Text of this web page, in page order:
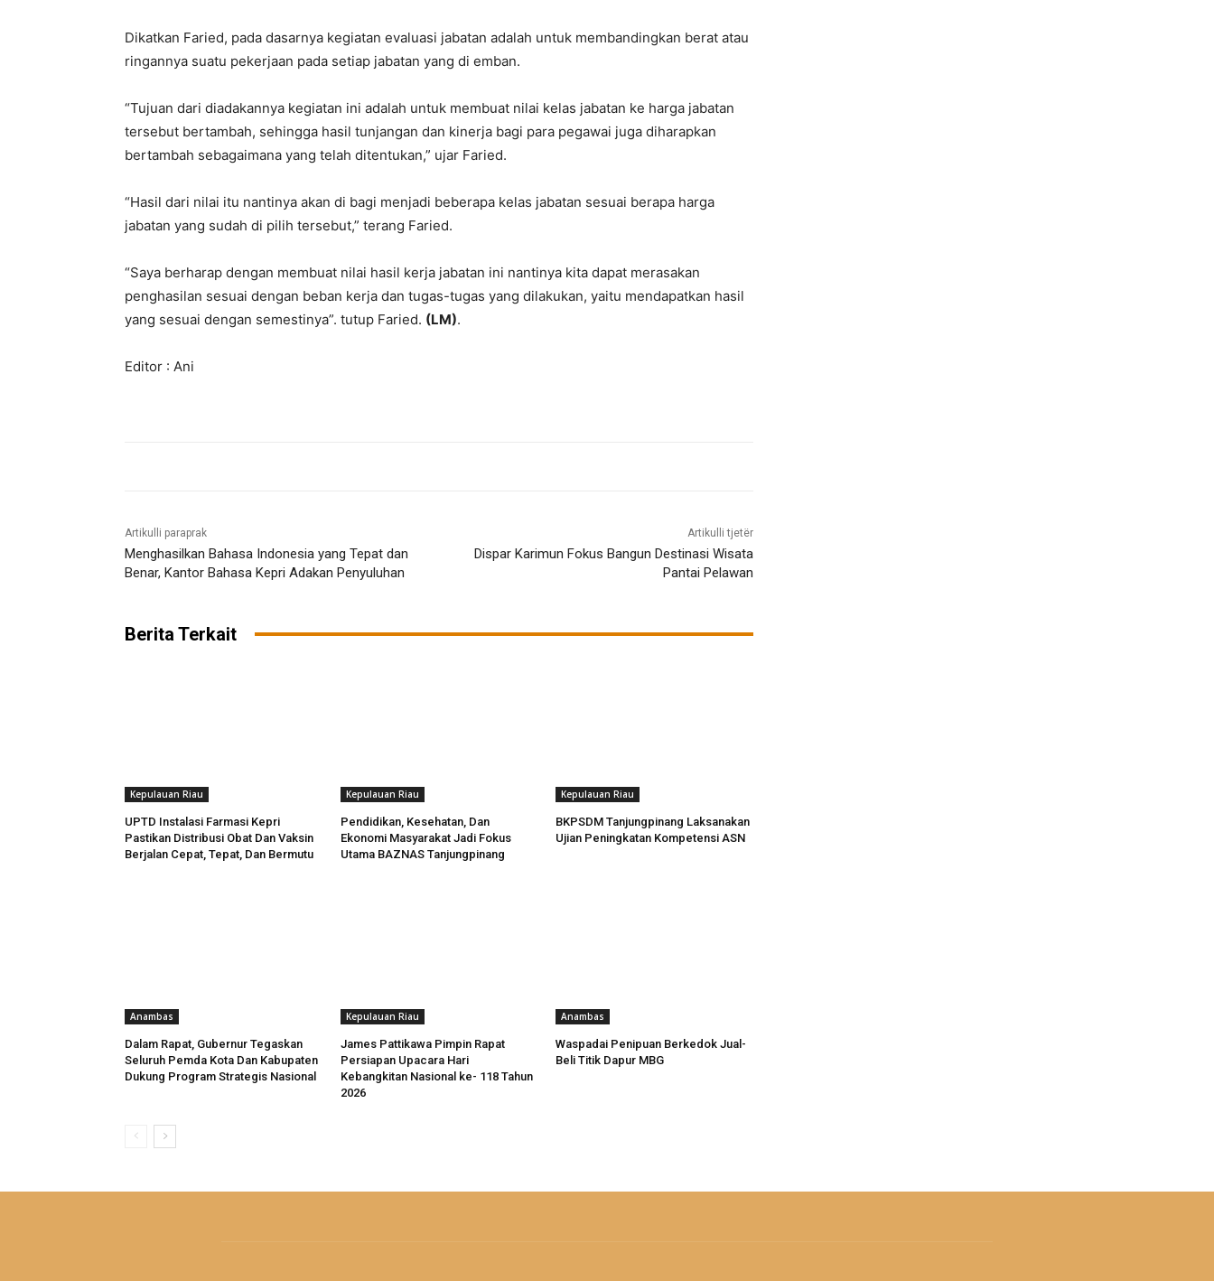
Dikatkan Faried, pada dasarnya kegiatan evaluasi jabatan adalah untuk membandingkan berat atau
ringannya suatu pekerjaan pada setiap jabatan yang di emban.
“Tujuan dari diadakannya kegiatan ini adalah untuk membuat nilai kelas jabatan ke harga jabatan
tersebut bertambah, sehingga hasil tunjangan dan kinerja bagi para pegawai juga diharapkan
bertambah sebagaimana yang telah ditentukan,” ujar Faried.
“Hasil dari nilai itu nantinya akan di bagi menjadi beberapa kelas jabatan sesuai berapa harga
jabatan yang sudah di pilih tersebut,” terang Faried.
“Saya berharap dengan membuat nilai hasil kerja jabatan ini nantinya kita dapat merasakan
penghasilan sesuai dengan beban kerja dan tugas-tugas yang dilakukan, yaitu mendapatkan hasil
yang sesuai dengan semestinya”. tutup Faried. (LM).
Editor : Ani
Artikulli paraprak
Menghasilkan Bahasa Indonesia yang Tepat dan
Benar, Kantor Bahasa Kepri Adakan Penyuluhan
Artikulli tjetër
Dispar Karimun Fokus Bangun Destinasi Wisata
Pantai Pelawan
Berita Terkait
Kepulauan Riau
UPTD Instalasi Farmasi Kepri
Pastikan Distribusi Obat Dan Vaksin
Berjalan Cepat, Tepat, Dan Bermutu
Kepulauan Riau
Pendidikan, Kesehatan, Dan
Ekonomi Masyarakat Jadi Fokus
Utama BAZNAS Tanjungpinang
Kepulauan Riau
BKPSDM Tanjungpinang Laksanakan
Ujian Peningkatan Kompetensi ASN
Anambas
Dalam Rapat, Gubernur Tegaskan
Seluruh Pemda Kota Dan Kabupaten
Dukung Program Strategis Nasional
Kepulauan Riau
James Pattikawa Pimpin Rapat
Persiapan Upacara Hari
Kebangkitan Nasional ke- 118 Tahun
2026
Anambas
Waspadai Penipuan Berkedok Jual-
Beli Titik Dapur MBG